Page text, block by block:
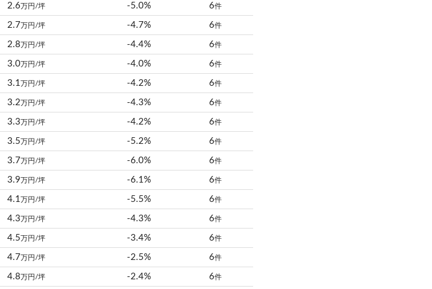
2.6万円/坪 -5.0% 6件
2.7万円/坪 -4.7% 6件
2.8万円/坪 -4.4% 6件
3.0万円/坪 -4.0% 6件
3.1万円/坪 -4.2% 6件
3.2万円/坪 -4.3% 6件
3.3万円/坪 -4.2% 6件
3.5万円/坪 -5.2% 6件
3.7万円/坪 -6.0% 6件
3.9万円/坪 -6.1% 6件
4.1万円/坪 -5.5% 6件
4.3万円/坪 -4.3% 6件
4.5万円/坪 -3.4% 6件
4.7万円/坪 -2.5% 6件
4.8万円/坪 -2.4% 6件